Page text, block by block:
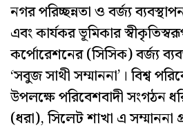
নগর পরিচ্ছন্নতা ও বর্জ্য
এবং কার্যকর ভূমিকার
কর্পোরেশনের (সিসিক) বর্জ্য
‘সবুজ সাথী সম্মাননা’। বিশ্ব
উপলক্ষে পরিবেশবাদী সংগঠন
(ধরা), সিলেট শাখা এ সম্মাননা